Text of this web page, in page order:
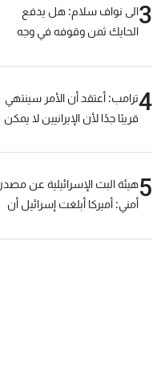
3الى نواف سلام: هل يدفع
الحايك ثمن وقوفه في وجه
4ترامب: أعتقد أن الأمر سينتهي
قريبًا جدًا لأن الإيرانيين لا يمكن
5هيئة البث الإسرائيلية عن مصدر
أمني: أميركا أبلغت إسرائيل أن